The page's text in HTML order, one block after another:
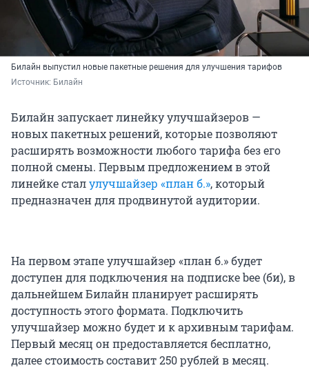
Билайн выпустил новые пакетные решения для улучшения тарифов
Источник: Билайн
Билайн запускает линейку улучшайзеров —
новых пакетных решений, которые позволяют
расширять возможности любого тарифа без его
полной смены. Первым предложением в этой
линейке сталулучшайзер «план б.», который
предназначен для продвинутой аудитории.
На первом этапе улучшайзер «план б.» будет
доступен для подключения на подписке bee (би), в
дальнейшем Билайн планирует расширять
доступность этого формата. Подключить
улучшайзер можно будет и к архивным тарифам.
Первый месяц он предоставляется бесплатно,
далее стоимость составит250рублей в месяц.